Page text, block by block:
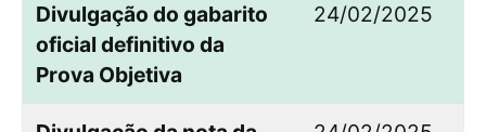
Divulgação do gabarito
oficial definitivo da
Prova Objetiva
24/02/2025